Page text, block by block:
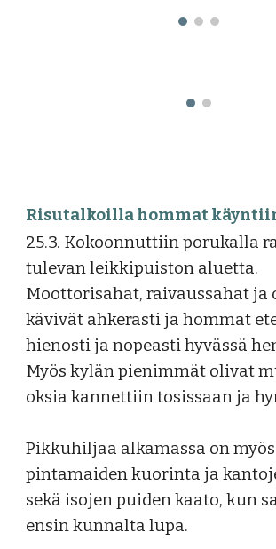
Risutalkoilla hommat
25.3. Kokoonnuttiin porukalla
tulevan leikkipuiston aluetta.
Moottorisahat, raivaussahat ja
kävivät ahkerasti ja hommat
hienosti ja nopeasti hyvässä
Myös kylän pienimmät olivat
oksia kannettiin tosissaan ja
Pikkuhiljaa alkamassa on myös
pintamaiden kuorinta ja
sekä isojen puiden kaato, kun
ensinkunnalta lupa.